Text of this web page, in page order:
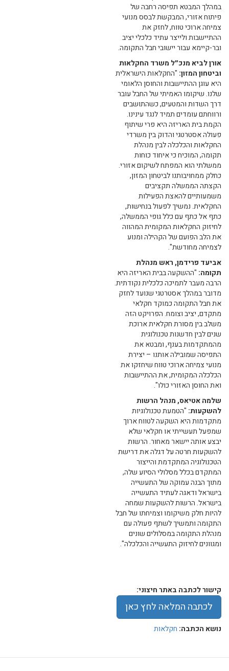
במהלך המבטא תפיסה רחבה של
פיתוח אזורי, המבקשת לבסס מנועי
צמיחה ארוכי טווח, לחזק את
ההתיישבות ולייצר עתיד כלכלי יציב
ובר-קיימא עבור יישובי חבל התקומה.
אורן לביא מנכ״ל משרד החקלאות
וביטחון המזון: "החקלאות הישראלית
היא עוגן ההתיישבות והחוסן הלאומי
שלנו. שיקומו האמיתי של החבל עובר
דרך השדות והמטעים, כשהתושבים
ורווחתם עומדים תמיד לנגד עינינו.
הקמת בית האריזה היא פרי שיתוף
פעולה אסטרטגי והדוק בין משרדי
החקלאות והכלכלה לבין מנהלת
תקומה, המוכיח כי איחוד כוחות
ממשלתי הוא המפתח לשיקום אזורי.
כחלק ממחויבותנו לביטחון המזון,
הקצתה הממשלה תקציבים
משמעותיים להאצת הפעילות
החקלאית. נמשיך לפעול בנחישות,
כתף אל כתף עם כלל גופי הממשלה,
לחיזוק החקלאות המקומית המהווה
את הלב הפועם של הקהילה ומנוע
לצמיחה מחודשת".
אביעד פרידמן, ראש מנהלת
תקומה: "ההשקעה בבית האריזה היא
הרבה מעבר לתמיכה כלכלית נקודתית.
מדובר במהלך אסטרטגי שנועד לחזק
את חבל התקומה כמוקד חקלאי
מתקדם, יציב וצומח. הפרויקט הזה
משלב בין מסורת חקלאית ארוכת
שנים לבין חדשנות טכנולוגית
מהמתקדמות בענף, ומבטא את
התפיסה שמובילה אותנו – יצירת
מנועי צמיחה ארוכי טווח שיחזקו את
הכלכלה המקומית, את ההתיישבות
ואת החוסן האזורי כולו".
שלמה אטיאס, מנהל הרשות
להשקעות: "הטמעת טכנולוגיות
מתקדמות היא השקעה לטווח ארוך
שמפעל תעשייתי או חקלאי שלא
יבצע אותה יישאר מאחור. הרשות
להשקעות חרטה על דגלה את דרישת
הטכנולוגיה המתקדמת והייצור
המתקדם בכלל מסלולי הסיוע שלה,
מתוך הבנה עמוקה של התעשייה
בישראל ודאגה לעתיד התעשייה
בישראל. הרשות להשקעות שמחה
להיות חלק משיקומו וצמיחתו של חבל
התקומה ותמשיך לשתף פעולה עם
מנהלת התקומה במסלולים שונים
ומגוונים לחיזוק התעשייה והכלכלה".
קישור לכתבה באתר חיצוני:
לכתבה המלאה לחץ כאן
נושא הכתבה: חקלאות